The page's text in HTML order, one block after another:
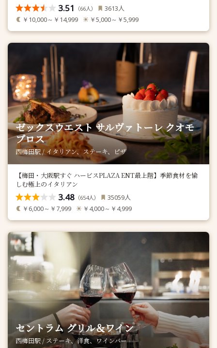
3.51 （66人） 3613人
￥10,000～￥14,999 ￥5,000～￥5,999
ゼックスウエスト サルヴァトーレ クオモ
ブロス
西梅田駅 / イタリアン、ステーキ、ピザ
【梅田・大阪駅すぐ ハービスPLAZA ENT最上階】季節食材を愉
しむ極上のイタリアン
3.48 （654人） 35059人
￥6,000～￥7,999 ￥4,000～￥4,999
セントラム グリル＆ワイン
西梅田駅 / ステーキ、洋食、ワインバー